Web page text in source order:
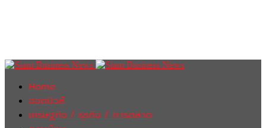
Home
ฮอตนิวส์
เศรษฐกิจ / ธุรกิจ / การตลาด